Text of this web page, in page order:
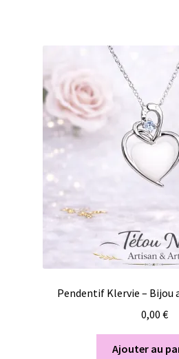
Pendentif Klervie – Bijou
0,00 €
Ajouter au